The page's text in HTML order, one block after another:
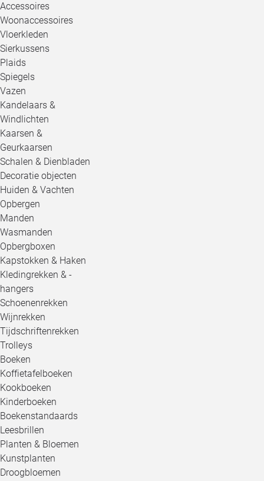
Accessoires
Woonaccessoires
Vloerkleden
Sierkussens
Plaids
Spiegels
Vazen
Kandelaars &
Windlichten
Kaarsen &
Geurkaarsen
Schalen & Dienbladen
Decoratie objecten
Huiden & Vachten
Opbergen
Manden
Wasmanden
Opbergboxen
Kapstokken & Haken
Kledingrekken & -
hangers
Schoenenrekken
Wijnrekken
Tijdschriftenrekken
Trolleys
Boeken
Koffietafelboeken
Kookboeken
Kinderboeken
Boekenstandaards
Leesbrillen
Planten & Bloemen
Kunstplanten
Droogbloemen